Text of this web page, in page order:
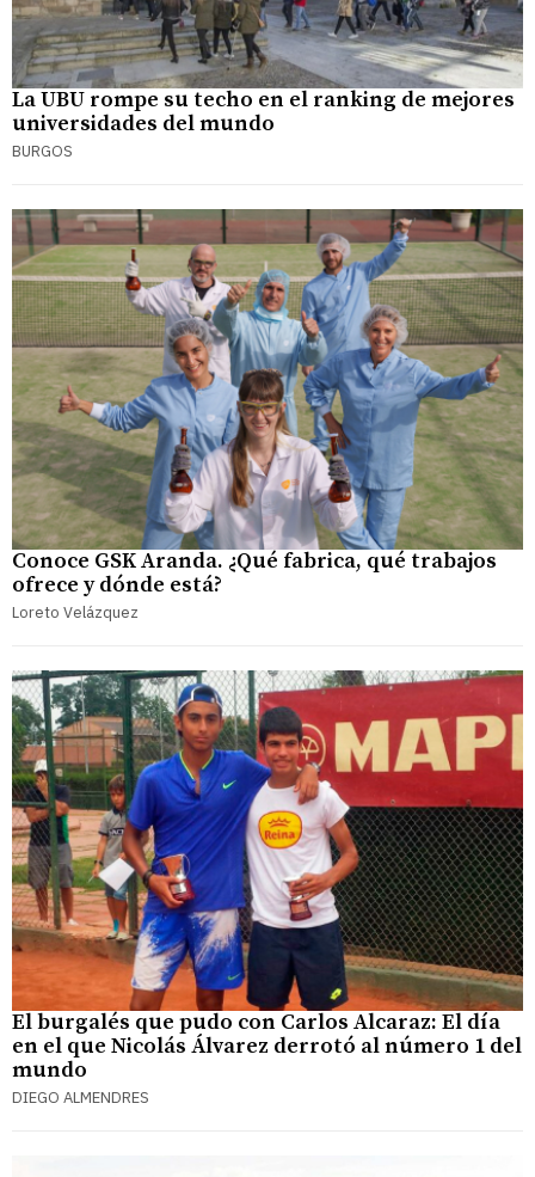
La UBU rompe su techo en el ranking de mejores
universidades del mundo
BURGOS
Conoce GSK Aranda. ¿Qué fabrica, qué trabajos
ofrece y dónde está?
Loreto Velázquez
El burgalés que pudo con Carlos Alcaraz: El día
en el que Nicolás Álvarez derrotó al número 1 del
mundo
DIEGO ALMENDRES